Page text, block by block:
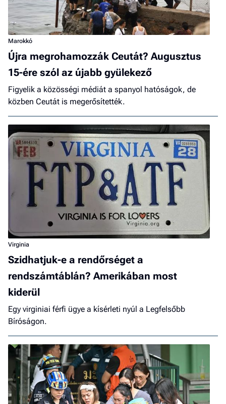
Marokkó
Újra megrohamozzák Ceutát? Augusztus
15-ére szól az újabb gyülekező
Figyelik a közösségi médiát a spanyol hatóságok, de
közben Ceutát is megerősítették.
Virginia
Szidhatjuk-e a rendőrséget a
rendszámtáblán? Amerikában most
kiderül
Egy virginiai férfi ügye a kísérleti nyúl a Legfelsőbb
Bíróságon.